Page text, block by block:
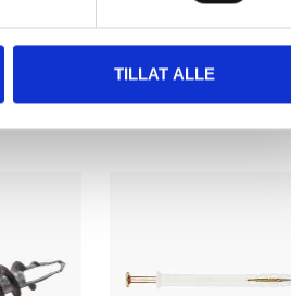
TILLAT ALLE